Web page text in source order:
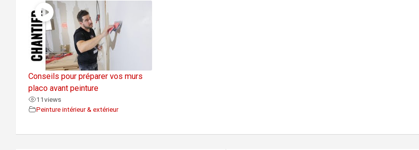
Conseils pour préparer vos murs
placo avant peinture
11views
Peinture intérieur & extérieur